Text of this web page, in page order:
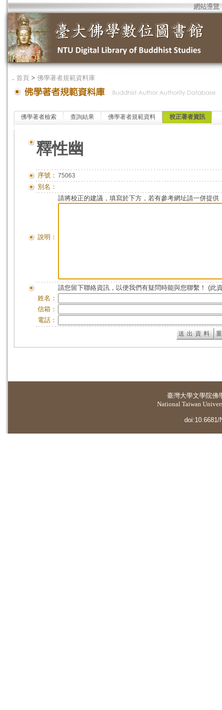
網站導覽
． 首頁 > 佛學著者規範資料庫
佛學著者檢索 查詢結果 佛學著者規範資料 校正著者資訊
釋性幽
序號： 75063
別名：
說明：
請將校正的建議，填寫於下方，若有參考網址請一併提供
請您留下聯絡資訊，以便我們有疑問時能與您聯繫！ (此
姓名：
信箱：
電話：
臺灣大學文學院佛
National Taiwan
doi:10.6681/